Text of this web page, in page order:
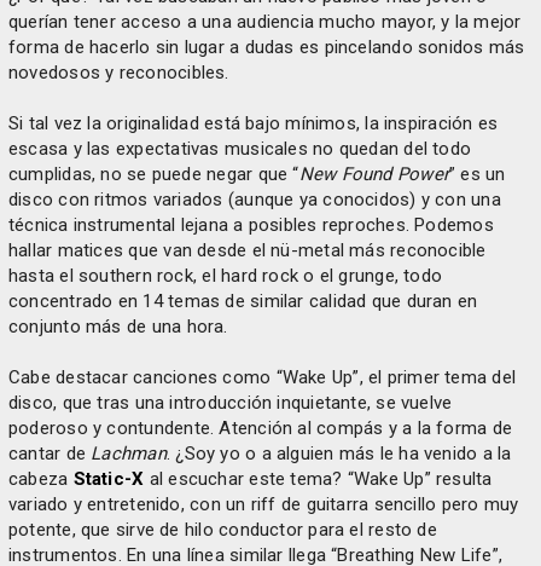
querían tener acceso a una audiencia mucho mayor, y la mejor
forma de hacerlo sin lugar a dudas es pincelando sonidos más
novedosos y reconocibles.
Si tal vez la originalidad está bajo mínimos, la inspiración es
escasa y las expectativas musicales no quedan del todo
cumplidas, no se puede negar que “New Found Power” es un
disco con ritmos variados (aunque ya conocidos) y con una
técnica instrumental lejana a posibles reproches. Podemos
hallar matices que van desde el nü-metal más reconocible
hasta el southern rock, el hard rock o el grunge, todo
concentrado en 14 temas de similar calidad que duran en
conjunto más de una hora.
Cabe destacar canciones como “Wake Up”, el primer tema del
disco, que tras una introducción inquietante, se vuelve
poderoso y contundente. Atención al compás y a la forma de
cantar de Lachman. ¿Soy yo o a alguien más le ha venido a la
cabeza Static-X al escuchar este tema? “Wake Up” resulta
variado y entretenido, con un riff de guitarra sencillo pero muy
potente, que sirve de hilo conductor para el resto de
instrumentos. En una línea similar llega “Breathing New Life”,